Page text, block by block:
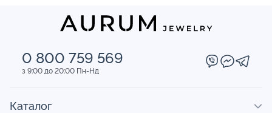
0 800 759 569
з 9:00 до 20:00 Пн-Нд
Каталог